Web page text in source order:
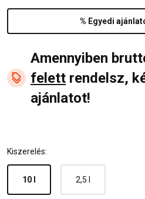
% Egyedi
Amennyiben
felett rendelsz,
ajánlatot!
Kiszerelés:
10 l 2,5 l